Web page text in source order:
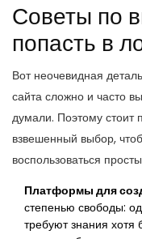
Советы по
попасть в
Вот неочевидная
сайта сложно и часто
думали. Поэтому стоит
взвешенный выбор,
воспользоваться
Платформы для
степенью свободы:
требуют знания хотя